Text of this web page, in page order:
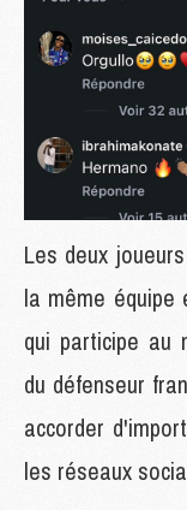
Les deux
la même
qui participe au
du défenseur
accorder
les réseaux